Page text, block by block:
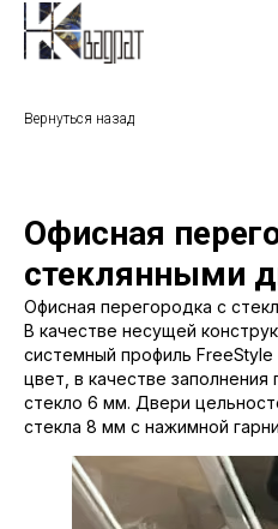
Вернуться назад
Офисная
стеклянными
Офисная перегородка с
В качестве несущей
системный профиль
цвет, в качестве заполнения
стекло 6 мм. Двери
стекла 8 мм с нажимной